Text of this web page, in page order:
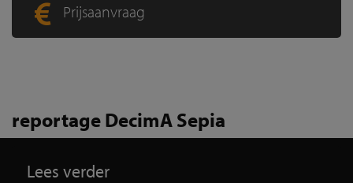
Prijsaanvraag
reportage DecimA Sepia
Lees verder